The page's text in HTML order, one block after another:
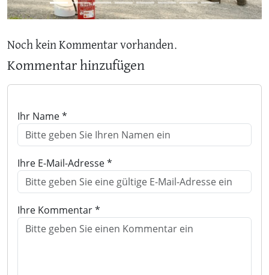
Noch kein Kommentar vorhanden.
Kommentar hinzufügen
Ihr Name *
Ihre E-Mail-Adresse *
Ihre Kommentar *